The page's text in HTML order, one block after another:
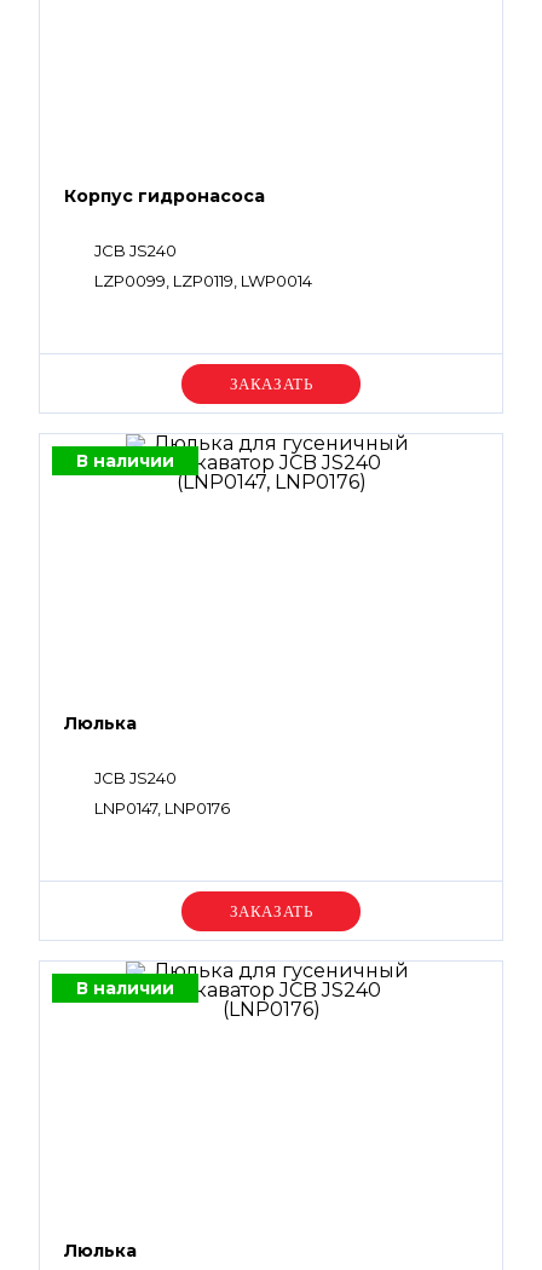
Корпус гидронасоса
JCB JS240
LZP0099, LZP0119, LWP0014
Уточняйте цену
В наличии
Люлька
JCB JS240
LNP0147, LNP0176
Уточняйте цену
В наличии
Люлька